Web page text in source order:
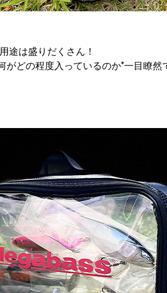
途は盛りだくさん！
どの程度入っているのか‘’一目瞭然